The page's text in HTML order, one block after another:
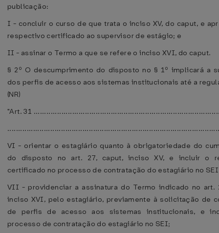
publicação:
I - concluir o curso de que trata o inciso XV, do caput, e
respectivo certificado ao supervisor de estágio; e
II - assinar o Termo a que se refere o inciso XVI, do caput.
§ 2º O descumprimento do disposto no § 1º implicará a
dos perfis de acesso aos sistemas institucionais até a
(NR)
"Art. 31
VI - orientar o estagiário quanto à obrigatoriedade do
do disposto no art. 27, caput, inciso XV, e incluir o
certificado no processo de contratação do estagiário no
VII - providenciar a assinatura do Termo indicado no art.
inciso XVI, pelo estagiário, previamente à solicitação de
de perfis de acesso aos sistemas institucionais, e
processo de contratação do estagiário no SEI;